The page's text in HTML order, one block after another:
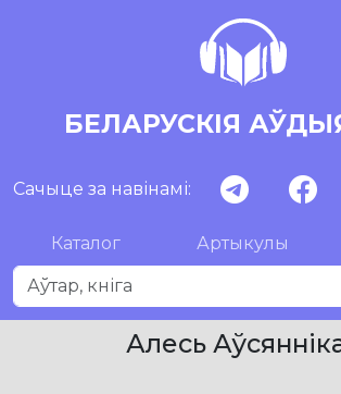
БЕЛАРУСКІЯ
Сачыце за навінамі:
Каталог Артыкулы
Алесь